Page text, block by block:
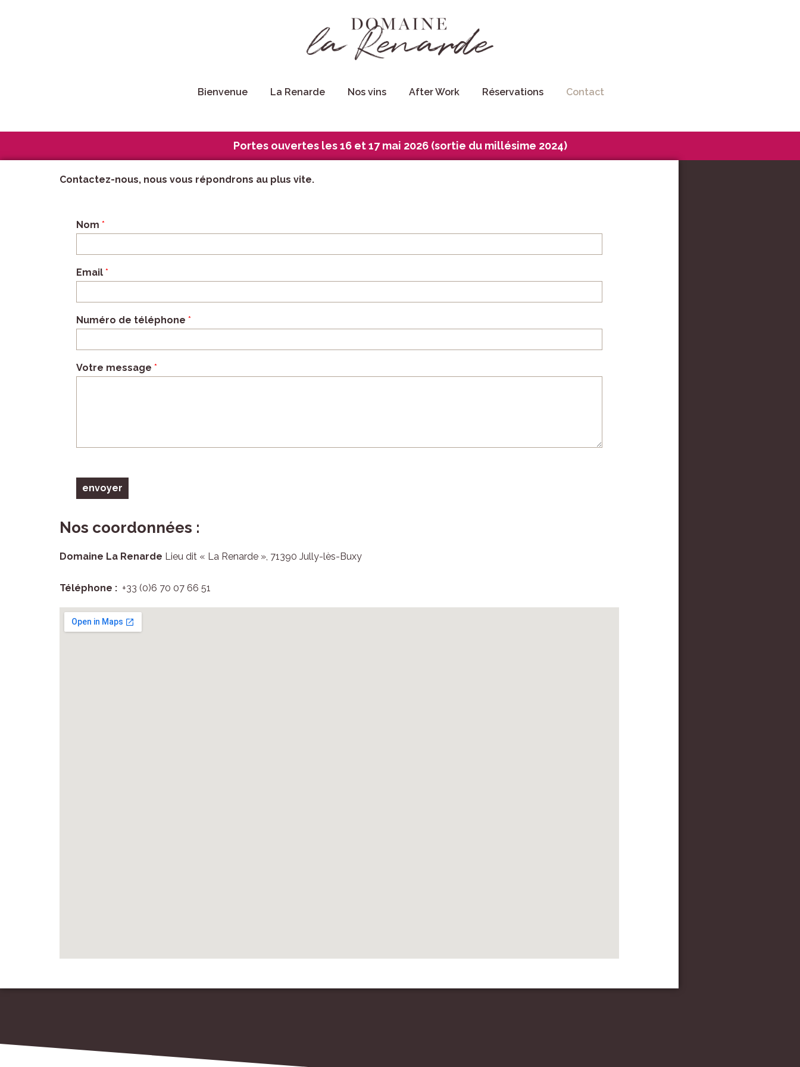
Bienvenue La Renarde Nos vins After Work Réservations Contact
Portes ouvertes les 16 et 17 mai 2026 (sortie du millésime 2024)
Contactez-nous, nous vous répondrons au plus vite.
Nom*
Email*
Numéro de téléphone*
Votre message*
envoyer
Nos coordonnées :
Domaine La Renarde Lieu dit « La Renarde », 71390 Jully-lès-Buxy
Téléphone : +33 (0)6 70 07 66 51